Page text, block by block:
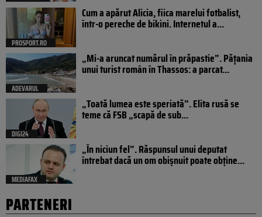
PROSPORT.RO
Cum a apărut Alicia, fiica marelui fotbalist,
într-o pereche de bikini. Internetul a...
ADEVARUL
„Mi-a aruncat numărul în prăpastie”. Pățania
unui turist român în Thassos: a parcat...
DIGI24
„Toată lumea este speriată”. Elita rusă se
teme că FSB „scapă de sub...
MEDIAFAX
„În niciun fel”. Răspunsul unui deputat
întrebat dacă un om obișnuit poate obține...
PARTENERI